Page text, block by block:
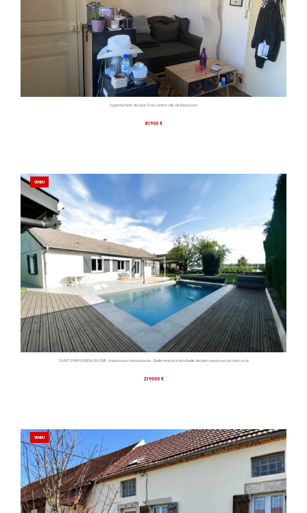
Appartement de type T2 au centre ville de Besançon
81900 €
VENDU
SAINT SYMPHORIEN/SAONE - Impasse au calme absolu - Belle maison individuelle de plain-pied avec piscine sur te
219000 €
VENDU